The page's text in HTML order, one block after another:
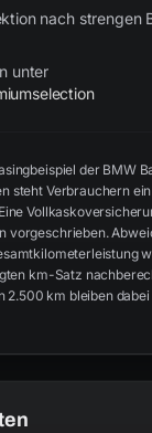
nach strengen
unter
der BMW
steht Verbrauchern
vorgeschrieben.
km-Satz
2.500 km bleiben dabei